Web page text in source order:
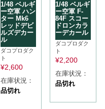
1/48 ベルギ
ー空軍 ハン
ター Mk6
レッドデビ
ルズデカー
ル
ダコプロダク
ト
¥2,600
在庫状況：
品切れ
1/48 ベルギ
ー空軍 F-
84F スコー
ドロンカラ
ーデカール
ダコプロダク
ト
¥2,200
在庫状況：
品切れ